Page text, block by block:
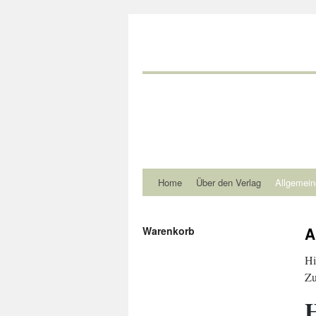
Home Über den Verlag
Warenkorb